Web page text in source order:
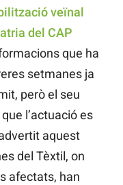
veïnal
del CAP
que ha
setmanes ja
però el seu
l’actuació es
aquest
del Tèxtil, on
afectats, han